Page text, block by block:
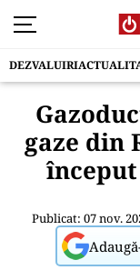
DEZVALUIRI
gaze din
Publicat: 07 nov.